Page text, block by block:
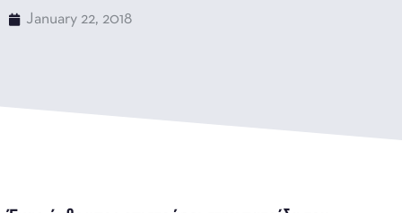
January 22, 2018